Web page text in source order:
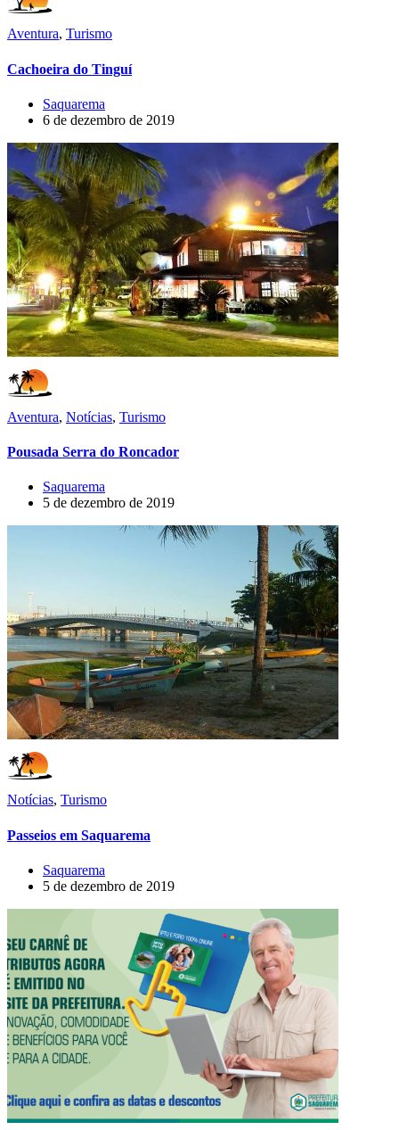
Aventura, Turismo
Cachoeira do Tinguí
Saquarema
6 de dezembro de 2019
Aventura, Notícias, Turismo
Pousada Serra do Roncador
Saquarema
5 de dezembro de 2019
Notícias, Turismo
Passeios em Saquarema
Saquarema
5 de dezembro de 2019